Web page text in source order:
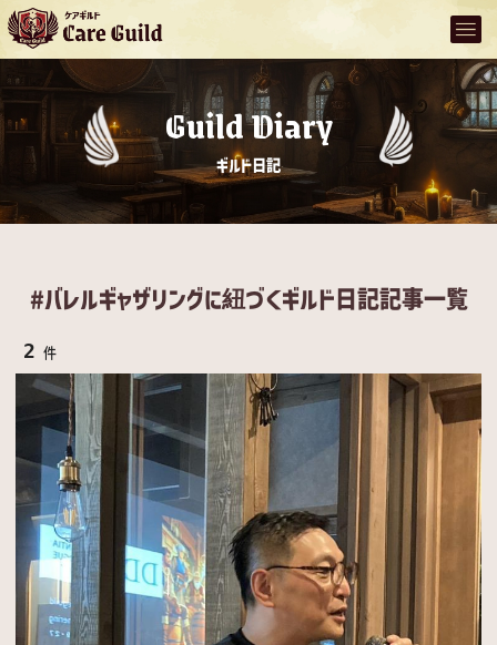
Guild Diary
ギルド日記
#バレルギャザリングに紐づくギルド日記記事一覧
2 件